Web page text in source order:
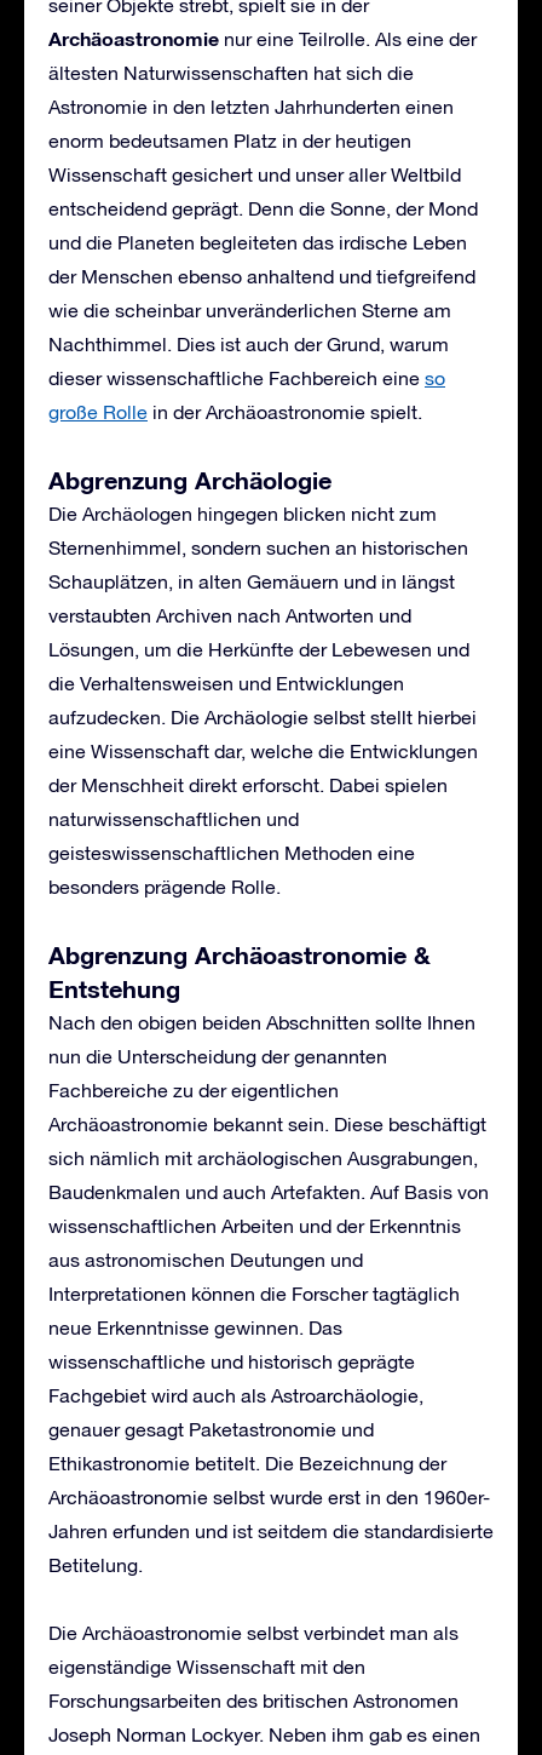
seiner Objekte strebt, spielt sie in der
Archäoastronomie nur eine Teilrolle. Als eine der
ältesten Naturwissenschaften hat sich die
Astronomie in den letzten Jahrhunderten einen
enorm bedeutsamen Platz in der heutigen
Wissenschaft gesichert und unser aller Weltbild
entscheidend geprägt. Denn die Sonne, der Mond
und die Planeten begleiteten das irdische Leben
der Menschen ebenso anhaltend und tiefgreifend
wie die scheinbar unveränderlichen Sterne am
Nachthimmel. Dies ist auch der Grund, warum
dieser wissenschaftliche Fachbereich eine so
große Rolle in der Archäoastronomie spielt.
Abgrenzung Archäologie
Die Archäologen hingegen blicken nicht zum
Sternenhimmel, sondern suchen an historischen
Schauplätzen, in alten Gemäuern und in längst
verstaubten Archiven nach Antworten und
Lösungen, um die Herkünfte der Lebewesen und
die Verhaltensweisen und Entwicklungen
aufzudecken. Die Archäologie selbst stellt hierbei
eine Wissenschaft dar, welche die Entwicklungen
der Menschheit direkt erforscht. Dabei spielen
naturwissenschaftlichen und
geisteswissenschaftlichen Methoden eine
besonders prägende Rolle.
Abgrenzung Archäoastronomie &
Entstehung
Nach den obigen beiden Abschnitten sollte Ihnen
nun die Unterscheidung der genannten
Fachbereiche zu der eigentlichen
Archäoastronomie bekannt sein. Diese beschäftigt
sich nämlich mit archäologischen Ausgrabungen,
Baudenkmalen und auch Artefakten. Auf Basis von
wissenschaftlichen Arbeiten und der Erkenntnis
aus astronomischen Deutungen und
Interpretationen können die Forscher tagtäglich
neue Erkenntnisse gewinnen. Das
wissenschaftliche und historisch geprägte
Fachgebiet wird auch als Astroarchäologie,
genauer gesagt Paketastronomie und
Ethikastronomie betitelt. Die Bezeichnung der
Archäoastronomie selbst wurde erst in den 1960er-
Jahren erfunden und ist seitdem die standardisierte
Betitelung.
Die Archäoastronomie selbst verbindet man als
eigenständige Wissenschaft mit den
Forschungsarbeiten des britischen Astronomen
Joseph Norman Lockyer. Neben ihm gab es einen